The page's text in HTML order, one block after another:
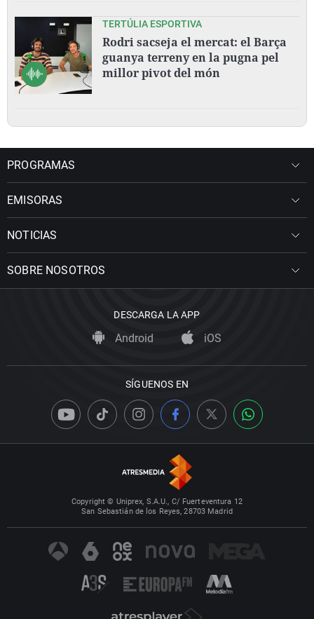
TERTÚLIA ESPORTIVA
Rodri sacseja el mercat: el Barça
guanya terreny en la pugna pel
millor pivot del món
PROGRAMAS
EMISORAS
NOTICIAS
SOBRE NOSOTROS
DESCARGA LA APP
Android iOS
SÍGUENOS EN
Copyright © Uniprex, S.A.U., C/ Fuerteventura 12
San Sebastián de los Reyes, 28703 Madrid